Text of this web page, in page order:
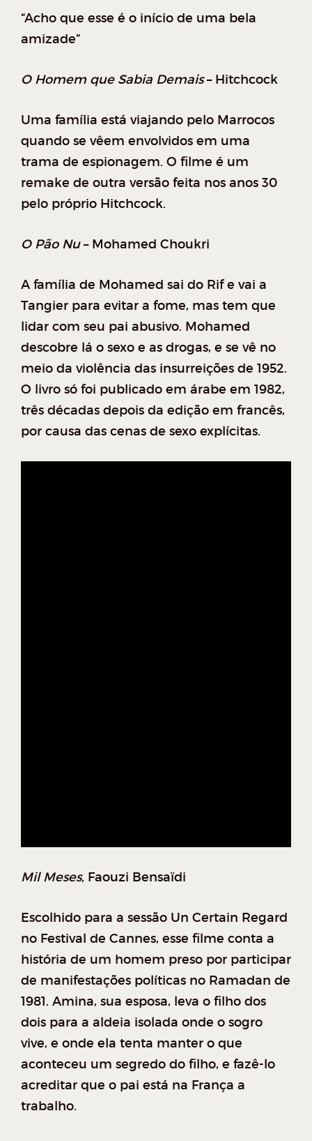
“Acho que esse é o início de uma bela
amizade”
O Homem que Sabia Demais– Hitchcock
Uma família está viajando pelo Marrocos
quando se vêem envolvidos em uma
trama de espionagem. O filme é um
remake de outra versão feita nos anos 30
pelo próprio Hitchcock.
O Pão Nu– Mohamed Choukri
A família de Mohamed sai do Rif e vai a
Tangier para evitar a fome, mas tem que
lidar com seu pai abusivo. Mohamed
descobre lá o sexo e as drogas, e se vê no
meio da violência das insurreições de 1952.
O livro só foi publicado em árabe em 1982,
três décadas depois da edição em francês,
por causa das cenas de sexo explícitas.
Mil Meses, Faouzi Bensaïdi
Escolhido para a sessão Un Certain Regard
no Festival de Cannes, esse filme conta a
história de um homem preso por participar
de manifestações políticas no Ramadan de
1981. Amina, sua esposa, leva o filho dos
dois para a aldeia isolada onde o sogro
vive, e onde ela tenta manter o que
aconteceu um segredo do filho, e fazê-lo
acreditar que o pai está na França a
trabalho.